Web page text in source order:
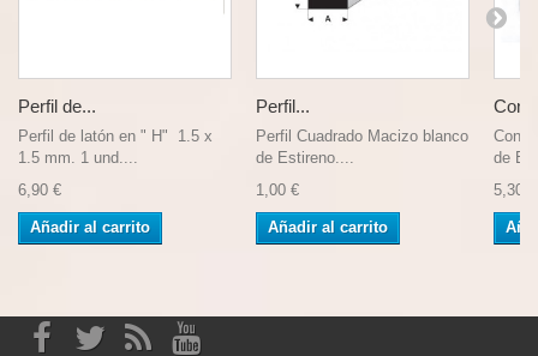
Perfil de...
Perfil de latón en " H" 1.5 x
1.5 mm. 1 und....
6,90 €
Añadir al carrito
Perfil...
Perfil Cuadrado Macizo blanco
de Estireno....
1,00 €
Añadir al carrito
de
5,30 €